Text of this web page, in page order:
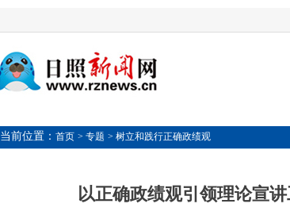
当前位置： 首页 > 专题 > 树立和践行正确政绩观
以正确政绩观引领理论宣